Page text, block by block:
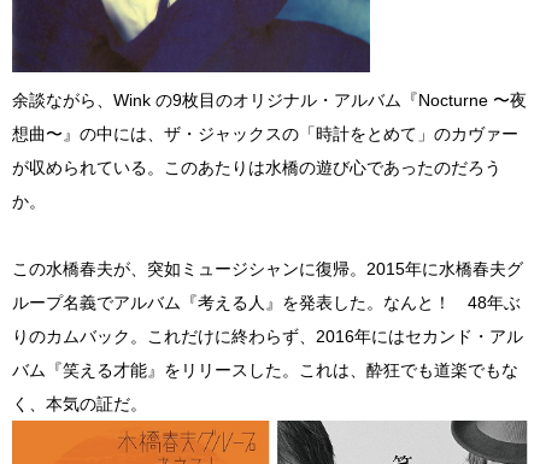
余談ながら、Wink の9枚目のオリジナル・アルバム『Nocturne 〜夜
想曲〜』の中には、ザ・ジャックスの「時計をとめて」のカヴァー
が収められている。このあたりは水橋の遊び心であったのだろう
か。
この水橋春夫が、突如ミュージシャンに復帰。2015年に水橋春夫グ
ループ名義でアルバム『考える人』を発表した。なんと！ 48年ぶ
りのカムバック。これだけに終わらず、2016年にはセカンド・アル
バム『笑える才能』をリリースした。これは、酔狂でも道楽でもな
く、本気の証だ。